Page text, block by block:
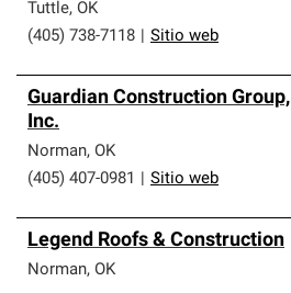
Tuttle, OK
(405) 738-7118
Sitio web
Guardian Construction Group,
Inc.
Norman, OK
(405) 407-0981
Sitio web
Legend Roofs & Construction
Norman, OK